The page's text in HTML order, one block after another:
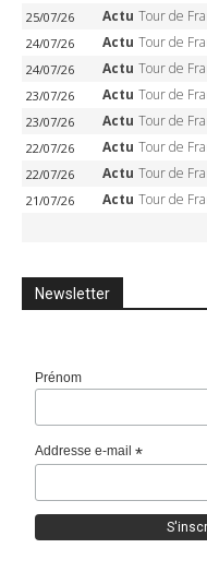
25/07/26 Actu Tour de France 2026 – Étape
24/07/26 Actu Tour de France 2026 –
24/07/26 Actu Tour de France 2026
23/07/26 Actu Tour de France 2026 –
23/07/26 Actu Tour de France 2026 – Étape
22/07/26 Actu Tour de France 2026 –
22/07/26 Actu Tour de France 2026 –
21/07/26 Actu Tour de France 2026 –
Newsletter
Prénom
Addresse e-mail*